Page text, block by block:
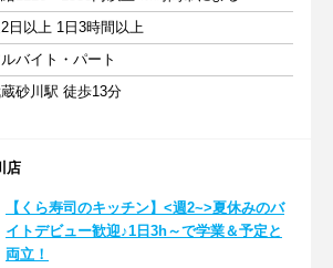
日以上 1日3時間以上
バイト・パート
砂川駅 徒歩13分
店
【くら寿司のキッチン】<週2~>夏休みのバ
イトデビュー歓迎♪1日3h～で学業＆予定と
両立！